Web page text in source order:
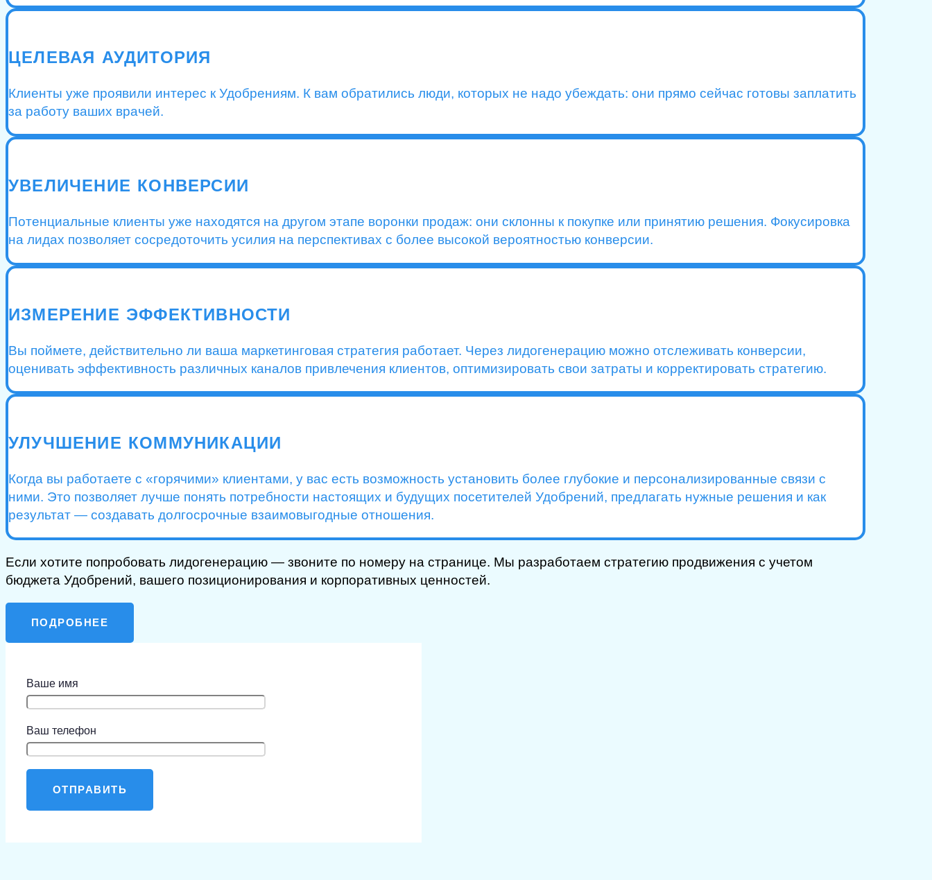
ЦЕЛЕВАЯ АУДИТОРИЯ
Клиенты уже проявили интерес к Удобрениям. К вам обратились люди, которых не надо убеждать: они прямо сейчас готовы заплатить
за работу ваших врачей.
УВЕЛИЧЕНИЕ КОНВЕРСИИ
Потенциальные клиенты уже находятся на другом этапе воронки продаж: они склонны к покупке или принятию решения. Фокусировка
на лидах позволяет сосредоточить усилия на перспективах с более высокой вероятностью конверсии.
ИЗМЕРЕНИЕ ЭФФЕКТИВНОСТИ
Вы поймете, действительно ли ваша маркетинговая стратегия работает. Через лидогенерацию можно отслеживать конверсии,
оценивать эффективность различных каналов привлечения клиентов, оптимизировать свои затраты и корректировать стратегию.
УЛУЧШЕНИЕ КОММУНИКАЦИИ
Когда вы работаете с «горячими» клиентами, у вас есть возможность установить более глубокие и персонализированные связи с
ними. Это позволяет лучше понять потребности настоящих и будущих посетителей Удобрений, предлагать нужные решения и как
результат — создавать долгосрочные взаимовыгодные отношения.
Если хотите попробовать лидогенерацию — звоните по номеру на странице. Мы разработаем стратегию продвижения с учетом
бюджета Удобрений, вашего позиционирования и корпоративных ценностей.
ПОДРОБНЕЕ
Ваше имя
Ваш телефон